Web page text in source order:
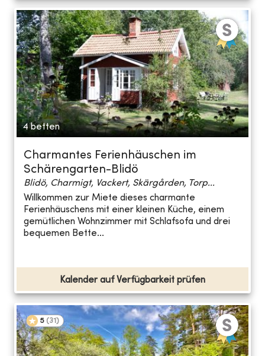
4 betten
Charmantes Ferienhäuschen im
Schärengarten-Blidö
Blidö, Charmigt, Vackert, Skärgården, Torp...
Willkommen zur Miete dieses charmante
Ferienhäuschens mit einer kleinen Küche, einem
gemütlichen Wohnzimmer mit Schlafsofa und drei
bequemen Bette...
Kalender auf Verfügbarkeit prüfen
5 (31 )